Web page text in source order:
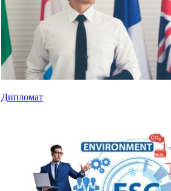
Дипломат